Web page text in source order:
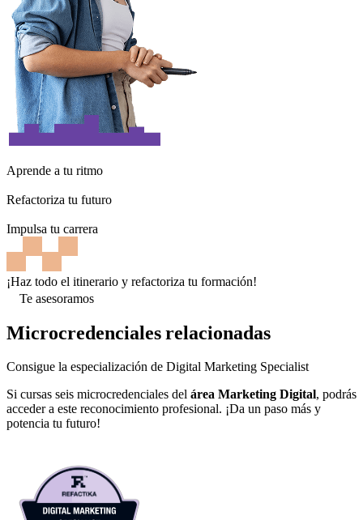
Aprende a tu ritmo
Refactoriza tu futuro
Impulsa tu carrera
¡Haz todo el itinerario y refactoriza tu formación!
Te asesoramos
Microcredenciales relacionadas
Consigue la especialización de Digital Marketing Specialist
Si cursas seis microcredenciales del área Marketing Digital, podrás
acceder a este reconocimiento profesional. ¡Da un paso más y
potencia tu futuro!